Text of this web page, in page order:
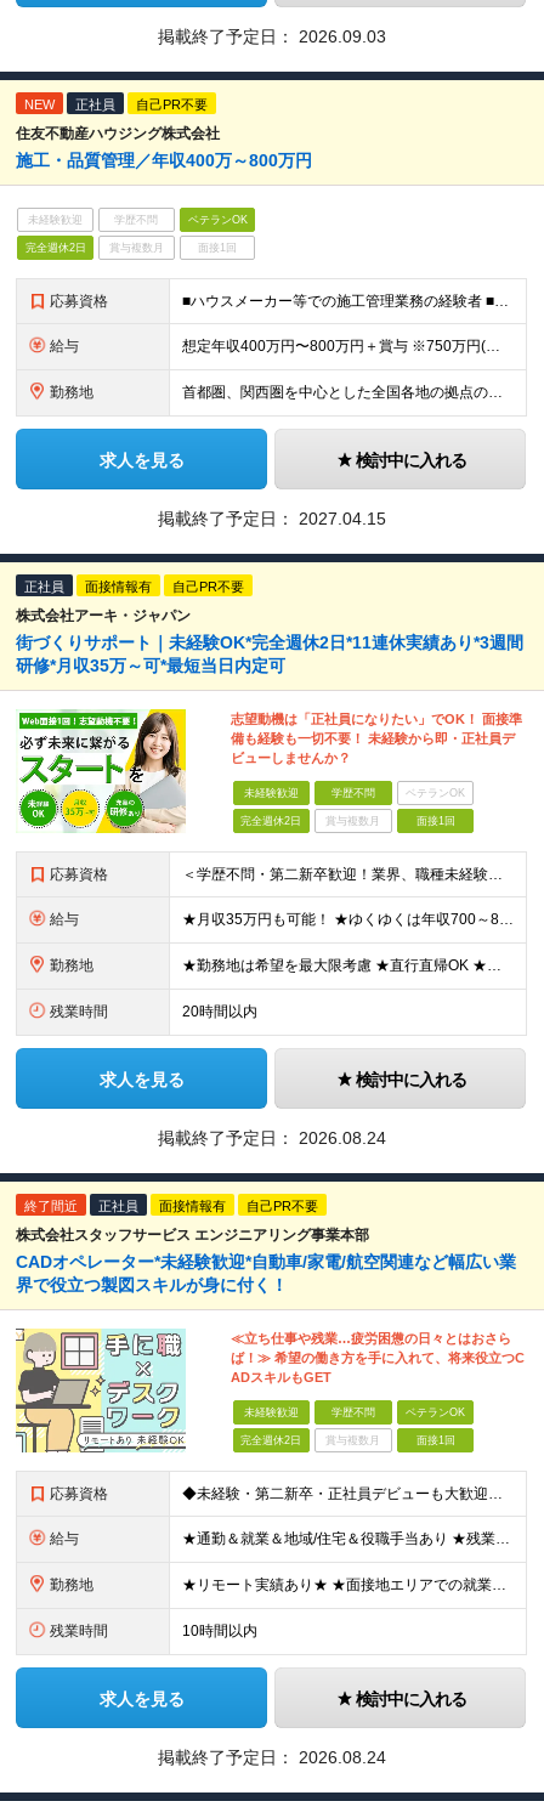
掲載終了予定日： 2026.09.03
NEW 正社員 自己PR不要
住友不動産ハウジング株式会社
施⼯・品質管理／年収400万～800万円
未経験歓迎 学歴不問 ベテランOK
完全週休2日 賞与複数月 面接1回
応募資格 ■ハウスメーカー等での施工管理業務の経験者 ■要 普通運転免許（AT限定可）
給与 想定年収400万円〜800万円＋賞与 ※750万円(⾸都圏・東海圏・大阪・兵庫のみ)、800万円(東京エリアのみ) ※経験、スキルに応じて決定します ※固定残業手当（40時間分／月7万9100円～）
勤務地 首都圏、関西圏を中心とした全国各地の拠点のうち、業務内容・希望にあわせて配属いたします。 ≪注文住宅≫ 【首都圏・東海・関西】 東京、千葉、埼玉、神奈川、茨城、愛知、三重、岐阜、静岡、大阪、京都、
求人を見る 検討中に入れる
掲載終了予定日： 2027.04.15
正社員 面接情報有 自己PR不要
株式会社アーキ・ジャパン
街づくりサポート｜未経験OK*完全週休2日*11連休実績あり*3週間
研修*月収35万～可*最短当日内定可
志望動機は「正社員になりたい」でOK！ 面接準
備も経験も一切不要！ 未経験から即・正社員デ
ビューしませんか？
未経験歓迎 学歴不問 ベテランOK
完全週休2日 賞与複数月 面接1回
応募資格 ＜学歴不問・第二新卒歓迎！業界、職種未経験歓迎！20代～30代活躍中＞ ★35歳以下の方（若年層の長期キャリア形成を図るため） ★フリーター・正社員未経験・社会人未経験OK ★転職回数が多い方もぜひ
給与 ★月収35万円も可能！ ★ゆくゆくは年収700～800万円も！ ★手当が多数あり ・残業手当（100％）★1分単位で支給 ・資格手当（最大月6万円） ・結婚/出産祝金（最大3万円） 【首都圏・北関東
勤務地 ★勤務地は希望を最大限考慮 ★直行直帰OK ★車通勤のエリアもあり ★研修は、下記いずれかの研修センターで行います ・東京校（東京本社とアクセスは同様） ・大阪校（大阪府大阪市中央区道修町 2-1-1
残業時間 20時間以内
求人を見る 検討中に入れる
掲載終了予定日： 2026.08.24
終了間近 正社員 面接情報有 自己PR不要
株式会社スタッフサービス エンジニアリング事業本部
CADオペレーター*未経験歓迎*自動車/家電/航空関連など幅広い業
界で役立つ製図スキルが身に付く！
≪立ち仕事や残業…疲労困憊の日々とはおさら
ば！≫ 希望の働き方を手に入れて、将来役立つC
ADスキルもGET
未経験歓迎 学歴不問 ベテランOK
完全週休2日 賞与複数月 面接1回
応募資格 ◆未経験・第二新卒・正社員デビューも大歓迎／経験・知識ゼロでOK！ ◆学歴不問 ★人物重視 ★入社前の経験・スキルはゼロでOK CADの基本的な知識・操作経験がある方は歓迎します。 地方在住の方も
給与 ★通勤＆就業＆地域/住宅＆役職手当あり ★残業代は全額支給 ★選べる給与制度あり！ ■東京・神奈川・千葉・埼玉勤務の場合 月給24.5万円～55万円＋諸手当 （残業代は全額支給） (20,000円の
勤務地 ★リモート実績あり★ ★面接地エリアでの就業率92％以上！ 『地元で働きたい』という希望に、業界トップクラス約7,000件の取引事業所数、90,000件以上のプロジェクトから検討をいたします。 全
残業時間 10時間以内
求人を見る 検討中に入れる
掲載終了予定日： 2026.08.24